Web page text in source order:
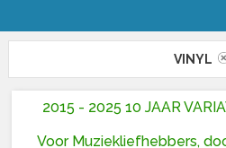
VINYL
2015 - 2025 10 JAAR
Voor Muziekliefhebbers,